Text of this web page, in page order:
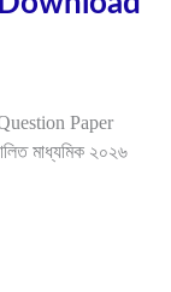
Paper
মাধ্যমিক ২০২৬